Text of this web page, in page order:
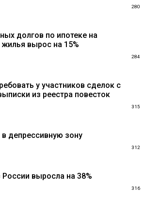
280
долгов по ипотеке на
вырос на 15%
284
у участников сделок с
из реестра повесток
315
депрессивную зону
312
выросла на 38%
316